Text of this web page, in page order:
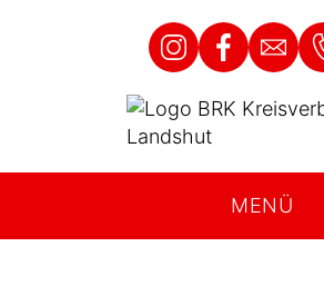
MENÜ